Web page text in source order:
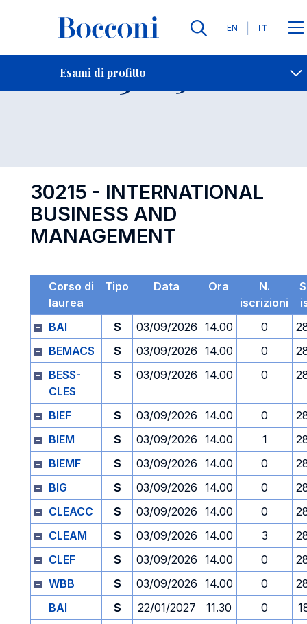
Lingue
EN IT
Esami di profitto
Contatti
Esame 30215 Open
30215 - INTERNATIONAL
BUSINESS AND
MANAGEMENT
Corso di
laurea
Tipo Data Ora
N.
iscrizioni
BAI
S 03/09/2026 14.00 0
BEMACS
S 03/09/2026 14.00 0
BESS-
CLES
S 03/09/2026 14.00 0
BIEF S 03/09/2026 14.00 0
BIEM
S 03/09/2026 14.00 1
BIEMF
S 03/09/2026 14.00 0
BIG
S 03/09/2026 14.00 0
CLEACC
S 03/09/2026 14.00 0
CLEAM
S 03/09/2026 14.00 3
CLEF
S 03/09/2026 14.00 0
WBB
S 03/09/2026 14.00 0
BAI
S 22/01/2027 11.30 0